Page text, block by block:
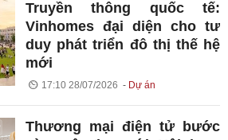
Truyền thông quốc tế:
Vinhomes đại diện cho tư
duy phát triển đô thị thế hệ
mới
17:10 28/07/2026 Dự án
Thương mại điện tử bước